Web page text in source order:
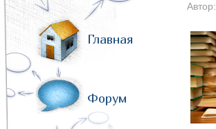
Главная
Форум
Автор: